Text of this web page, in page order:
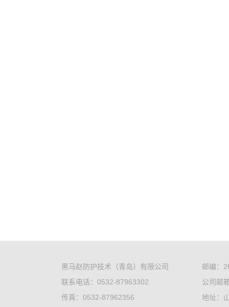
黑马赵防护技术（青岛）有限公司
联系电话：0532-87963302
传真：0532-87962356
邮编：
公司邮
地址：